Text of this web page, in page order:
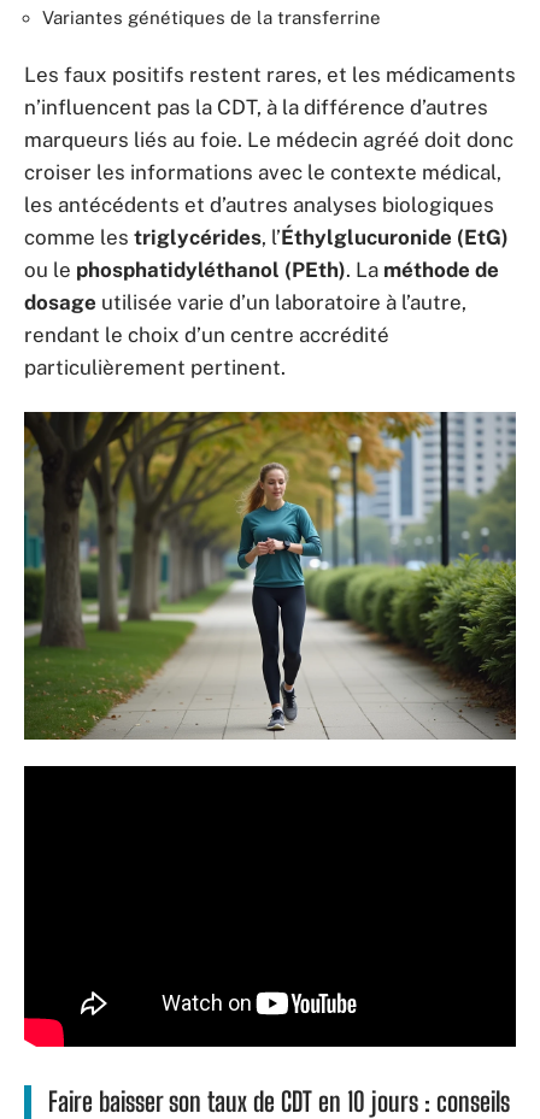
Variantes génétiques de la transferrine
Les faux positifs restent rares, et les médicaments
n’influencent pas la CDT, à la différence d’autres
marqueurs liés au foie. Le médecin agréé doit donc
croiser les informations avec le contexte médical,
les antécédents et d’autres analyses biologiques
comme les triglycérides, l’Éthylglucuronide (EtG)
ou le phosphatidyléthanol (PEth). La méthode de
dosage utilisée varie d’un laboratoire à l’autre,
rendant le choix d’un centre accrédité
particulièrement pertinent.
Faire baisser son taux de CDT en 10 jours : conseils